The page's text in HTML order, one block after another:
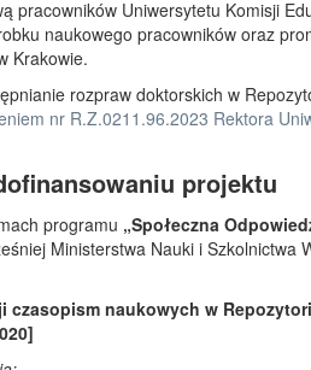
pracowników Uniwersytetu Komisji
naukowego pracowników oraz
Krakowie.
rozpraw doktorskich w
nr R.Z.0211.96.2023 Rektora
projektu
programu „Społeczna
Ministerstwa Nauki i Szkolnictwa
czasopism naukowych w